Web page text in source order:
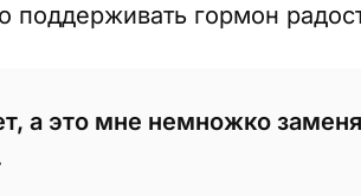
поддерживать гормон
а это мне немножко